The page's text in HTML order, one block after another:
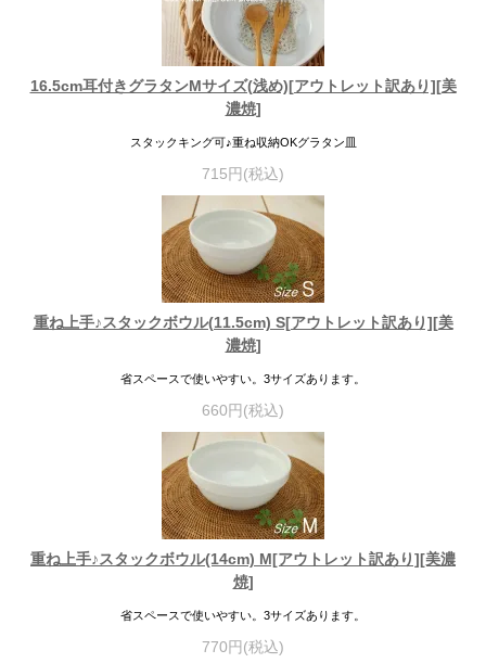
16.5cm耳付きグラタンMサイズ(浅め)[アウトレット訳あり][美
濃焼]
スタックキング可♪重ね収納OKグラタン皿
715円(税込)
重ね上手♪スタックボウル(11.5cm) S[アウトレット訳あり][美
濃焼]
省スペースで使いやすい。3サイズあります。
660円(税込)
重ね上手♪スタックボウル(14cm) M[アウトレット訳あり][美濃
焼]
省スペースで使いやすい。3サイズあります。
770円(税込)